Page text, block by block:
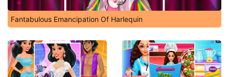
Fantabulous Emancipation Of Harlequin